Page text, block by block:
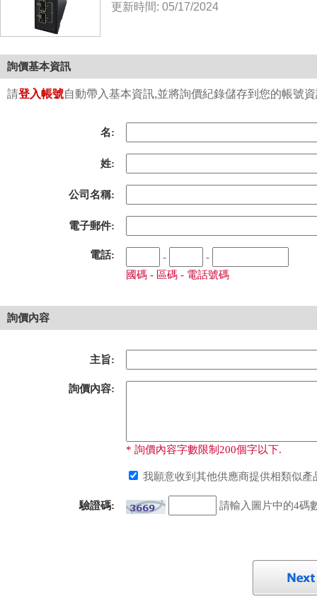
更新時間: 05/17/2024
詢價基本資訊
請登入帳號自動帶入基本資訊,並將詢價紀錄儲存到您的帳號
名:
姓:
公司名稱:
電子郵件:
電話: -
-
國碼 - 區碼 - 電話號碼
詢價內容
主旨:
詢價內容:
* 詢價內容字數限制200個字以下.
我願意收到其他供應商提供相類似產
驗證碼: 請輸入圖片中的4碼